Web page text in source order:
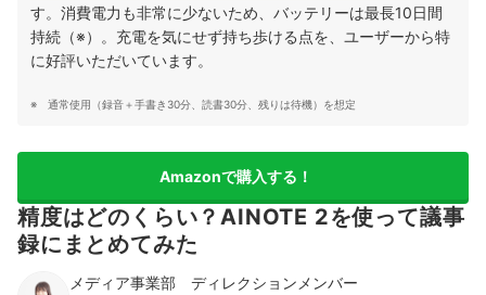
す。消費電力も非常に少ないため、バッテリーは最長10日間
持続（※）。充電を気にせず持ち歩ける点を、ユーザーから特
に好評いただいています。
通常使用（録音＋手書き30分、読書30分、残りは待機）を想定
Amazonで購入する！
精度はどのくらい？AINOTE 2を使って議事
録にまとめてみた
メディア事業部 ディレクションメンバー